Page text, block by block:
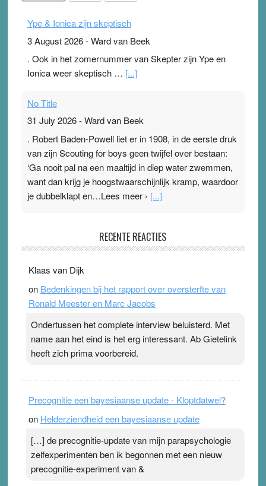
Ype & Ionica zijn skeptisch
3 August 2026-Ward van Beek
. Ook in het zomernummer van Skepter zijn Ype en
Ionica weer skeptisch … [...]
No Title
31 July 2026-Ward van Beek
. Robert Baden-Powell liet er in 1908, in de eerste druk
van zijn Scouting for boys geen twijfel over bestaan:
‘Ga nooit pal na een maaltijd in diep water zwemmen,
want dan krijg je hoogstwaarschijnlijk kramp, waardoor
je dubbelklapt en…Lees meer › [...]
Ward van Beek
topsporters. Ze hopen ermee hun hartslag te verlagen
terwijl ze meer zuurstof opnemen. Daarop heeft zo’n
pleister geen effect. Maar het gevoel ‘makkelijker te
Pleisterplakkers in de topspsort ›[...]
RECENTE REACTIES
Klaas van Dijk
on Bedenkingen bij het rapport over oversterfte van
Ronald Meester en Marc Jacobs
Ondertussen het complete interview beluisterd. Met
name aan het eind is het erg interessant. Ab Gietelink
heeft zich prima voorbereid.
Precognitie een bayesiaanse update - Kloptdatwel?
on Helderziendheid een bayesiaanse update
[…] de precognitie-update van mijn parapsychologie
zelfexperimenten ben ik begonnen met een nieuw
precognitie-experiment van &